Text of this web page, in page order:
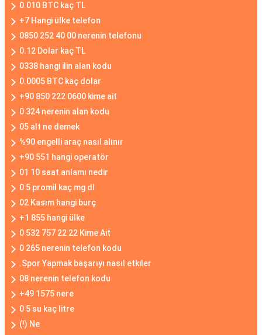
0.010 BTC kaç TL
+7 Hangi ülke telefon
0850 252 40 00 nerenin telefonu
0.12 Dolar kaç TL
0338 hangi ilin alan kodu
0.0005 BTC kaç dolar
+90 850 222 0600 kime ait
0 324 nerenin alan kodu
05 alt ne demek
%90 engelli araç nasıl alınır
+90 551 hangi operatör
01 10 saat anlamı nedir
0 5 promil kaç mg dl
02 Kasım hangi burç
+1 855 hangi ülke
0 532 757 22 22 Kime Ait
0 265 nerenin telefon kodu
.Spor Yapmak başarıyı nasıl etkiler
08 nerenin telefon kodu
+49 1575 nere
0 5 su kaç litre
(!) Ne